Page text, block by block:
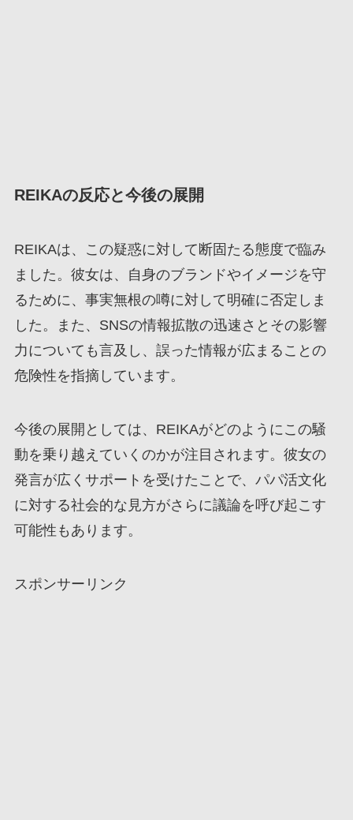
REIKAの反応と今後の展開
REIKAは、この疑惑に対して断固たる態度で臨み
ました。彼女は、自身のブランドやイメージを守
るために、事実無根の噂に対して明確に否定しま
した。また、SNSの情報拡散の迅速さとその影響
力についても言及し、誤った情報が広まることの
危険性を指摘しています。
今後の展開としては、REIKAがどのようにこの騒
動を乗り越えていくのかが注目されます。彼女の
発言が広くサポートを受けたことで、パパ活文化
に対する社会的な見方がさらに議論を呼び起こす
可能性もあります。
スポンサーリンク